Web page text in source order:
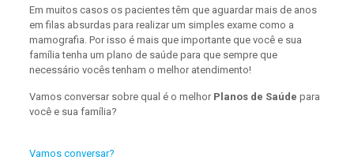
Em muitos casos os pacientes têm que aguardar mais de anos
em filas absurdas para realizar um simples exame como a
mamografia. Por isso é mais que importante que você e sua
família tenha um plano de saúde para que sempre que
necessário vocês tenham o melhor atendimento!
Vamos conversar sobre qual é o melhor Planos de Saúde para
você e sua família?
Vamos conversar?